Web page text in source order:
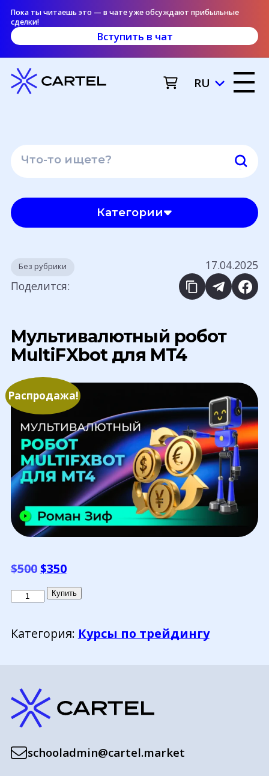
Пока ты читаешь это — в чате уже обсуждают прибыльные
сделки!
Вступить в чат
RU
Без рубрики
17.04.2025
Поделится:
Мультивалютный робот
MultiFXbot для MT4
Распродажа!
$500Первоначальная
цена
составляла
$350Текущая
цена:
$350.
Количество
робот
Купить
Категория: Курсы по трейдингу
Категории
schooladmin@cartel.market